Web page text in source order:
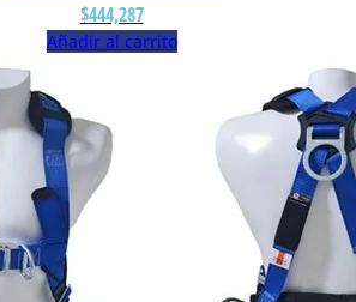
$444,287
Añadir al carrito